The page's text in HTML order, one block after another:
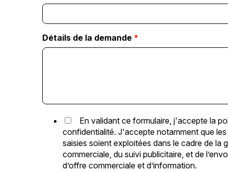
Détails de la demande *
En validant ce formulaire, j'accepte la
confidentialité. J'accepte notamment que
saisies soient exploitées dans le cadre de la
commerciale, du suivi publicitaire, et de
d’offre commerciale et d’information.